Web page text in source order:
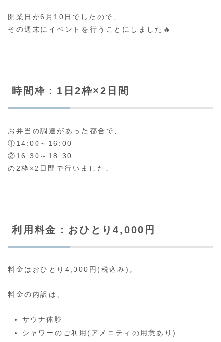
開業日が6月10日でしたので、
その週末にイベントを行うことにしました🔥
時間枠：1日2枠×2日間
お弁当の調達があった都合で、
①14:00～16:00
②16:30～18:30
の2枠×2日間で行いました。
利用料金：おひとり4,000円
料金はおひとり4,000円(税込み)。
料金の内訳は、
サウナ体験
シャワーのご利用(アメニティの用意あり)